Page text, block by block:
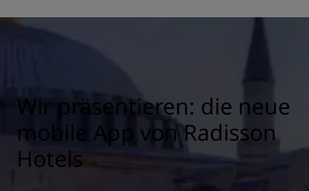
Wir präsentieren: die neue
mobile App von Radisson
Hotels